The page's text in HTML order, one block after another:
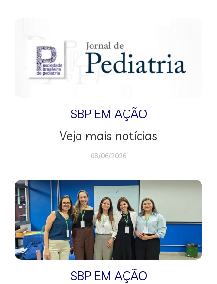
SBP EM AÇÃO
Veja mais notícias
08/06/2026
SBP EM AÇÃO